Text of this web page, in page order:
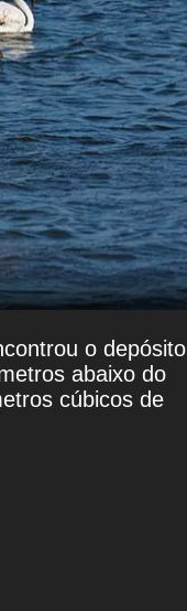
o depósito
abaixo do
cúbicos de